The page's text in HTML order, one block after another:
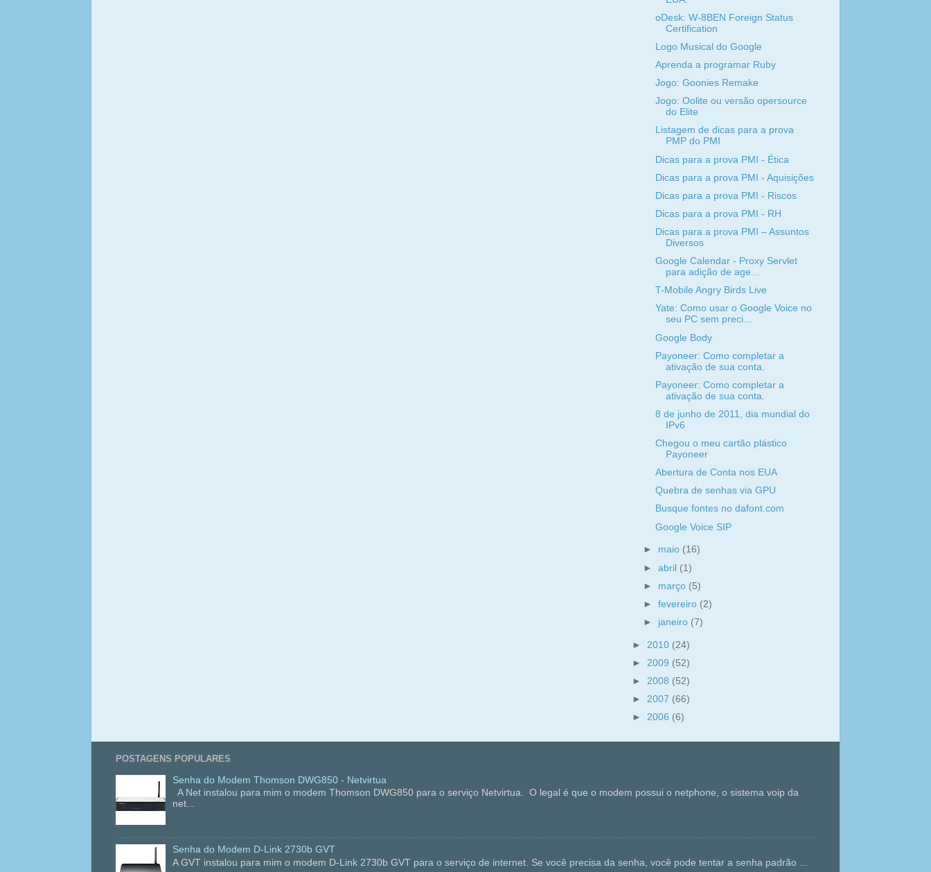
oDesk: W-8BEN Foreign Status
Certification
Logo Musical do Google
Aprenda a programar Ruby
Jogo: Goonies Remake
Jogo: Oolite ou versão opersource
do Elite
Listagem de dicas para a prova
PMP do PMI
Dicas para a prova PMI - Ética
Dicas para a prova PMI - Aquisições
Dicas para a prova PMI - Riscos
Dicas para a prova PMI - RH
Dicas para a prova PMI – Assuntos
Diversos
Google Calendar - Proxy Servlet
para adição de age...
T-Mobile Angry Birds Live
Yate: Como usar o Google Voice no
seu PC sem preci...
Google Body
Payoneer: Como completar a
ativação de sua conta.
Payoneer: Como completar a
ativação de sua conta.
8 de junho de 2011, dia mundial do
IPv6
Chegou o meu cartão plástico
Payoneer
Abertura de Conta nos EUA
Quebra de senhas via GPU
Busque fontes no dafont.com
Google Voice SIP
► maio (16)
►abril (1)
► março (5)
►fevereiro (2)
► janeiro (7)
► 2010 (24)
► 2009 (52)
► 2008 (52)
► 2007 (66)
► 2006 (6)
POSTAGENS POPULARES
Senha do Modem Thomson DWG850 - Netvirtua
A Net instalou para mim o modem Thomson DWG850 para o serviço Netvirtua. O legal é que o modem possui o netphone, o sistema voip da
net...
Senha do Modem D-Link 2730b GVT
A GVT instalou para mim o modem D-Link 2730b GVT para o serviço de internet. Se você precisa da senha, você pode tentar a senha padrão ...